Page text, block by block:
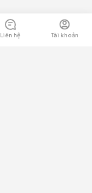
Liên hệ Tài khoản